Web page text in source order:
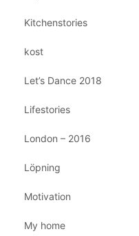
Kitchenstories
kost
Let’s Dance 2018
Lifestories
London – 2016
Löpning
Motivation
My home